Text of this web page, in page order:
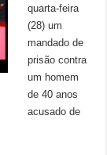
quarta-feira
(28) um
mandado de
prisão contra
um homem
de 40 anos
acusado de